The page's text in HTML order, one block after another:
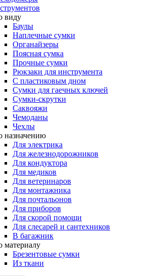
виду
Баулы
Наплечные сумки
Органайзеры
Поясная сумка
Прочные сумки
Рюкзаки для инструмента
С пластиковым дном
Сумки для гаечных ключей
Сумки-скрутки
Саквояжи
Чемоданы
Чехлы
назначению
Для электрика
Для железнодорожников
Для кондуктора
Для медиков
Для ветеринаров
Для монтажника
Для почтальонов
Для приборов
Для скорой помощи
Для слесарей и сантехников
В багажник
материалу
Брезентовые сумки
Из ткани